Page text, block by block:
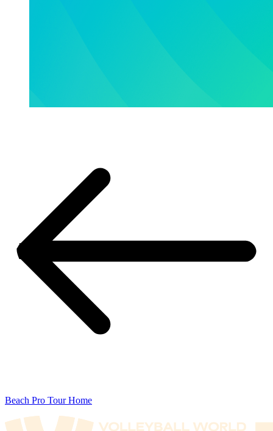
Beach Pro Tour Home